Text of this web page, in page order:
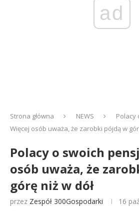
ad
Strona główna NEWS
Polacy
Więcej osób uważa, że zarobki pójdą w
Polacy o swoich
osób uważa, że
górę niż w dół
przez Zespół 300Gospodarki 16